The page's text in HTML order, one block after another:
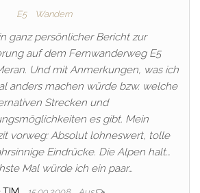
E5 Wandern
ganz persönlicher Bericht zur
auf dem Fernwanderweg E5
Und mit Anmerkungen, was ich
anders machen würde bzw. welche
Strecken und
es gibt. Mein
vorweg: Absolut lohneswert, tolle
Eindrücke. Die Alpen halt…
Mal würde ich ein paar…